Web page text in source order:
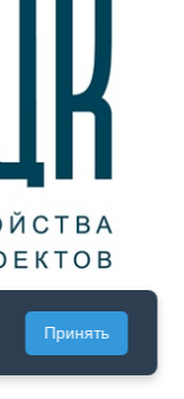
Принять